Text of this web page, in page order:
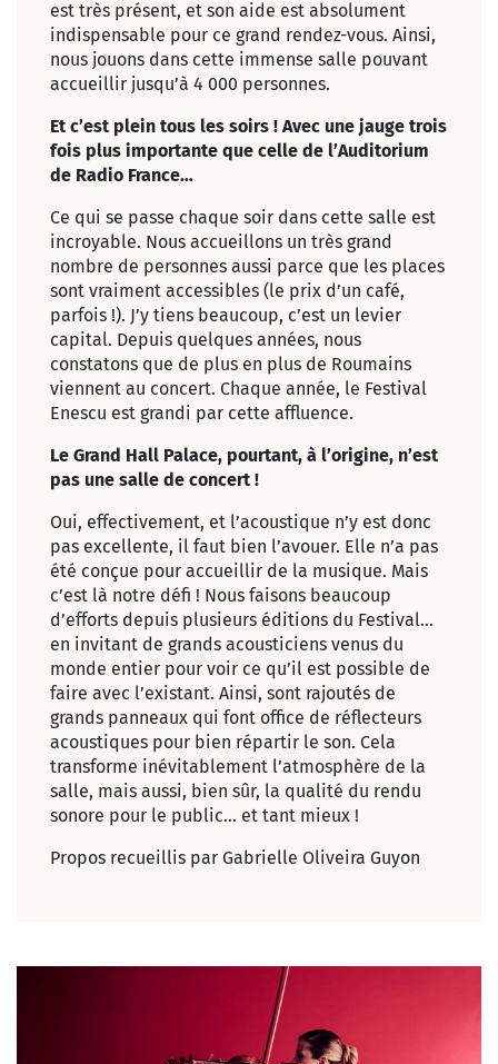
est très présent, et son aide est absolument
indispensable pour ce grand rendez-vous. Ainsi,
nous jouons dans cette immense salle pouvant
accueillir jusqu’à 4 000 personnes.
Et c’est plein tous les soirs ! Avec une jauge trois
fois plus importante que celle de l’Auditorium
de Radio France…
Ce qui se passe chaque soir dans cette salle est
incroyable. Nous accueillons un très grand
nombre de personnes aussi parce que les places
sont vraiment accessibles (le prix d’un café,
parfois !). J’y tiens beaucoup, c’est un levier
capital. Depuis quelques années, nous
constatons que de plus en plus de Roumains
viennent au concert. Chaque année, le Festival
Enescu est grandi par cette affluence.
Le Grand Hall Palace, pourtant, à l’origine, n’est
pas une salle de concert !
Oui, effectivement, et l’acoustique n’y est donc
pas excellente, il faut bien l’avouer. Elle n’a pas
été conçue pour accueillir de la musique. Mais
c’est là notre défi ! Nous faisons beaucoup
d’efforts depuis plusieurs éditions du Festival…
en invitant de grands acousticiens venus du
monde entier pour voir ce qu’il est possible de
faire avec l’existant. Ainsi, sont rajoutés de
grands panneaux qui font office de réflecteurs
acoustiques pour bien répartir le son. Cela
transforme inévitablement l’atmosphère de la
salle, mais aussi, bien sûr, la qualité du rendu
sonore pour le public… et tant mieux !
Propos recueillis par Gabrielle Oliveira Guyon